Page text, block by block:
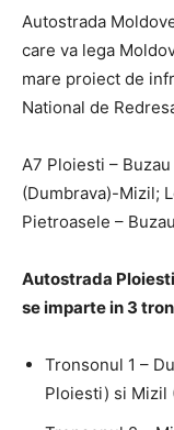
Autostrada
care va lega
mare proiect de
National de
A7 Ploiesti –
(Dumbrava)-Mizil;
Pietroasele –
Autostrada
se imparte in 3
Tronsonul 1 –
Ploiesti) si Mizil